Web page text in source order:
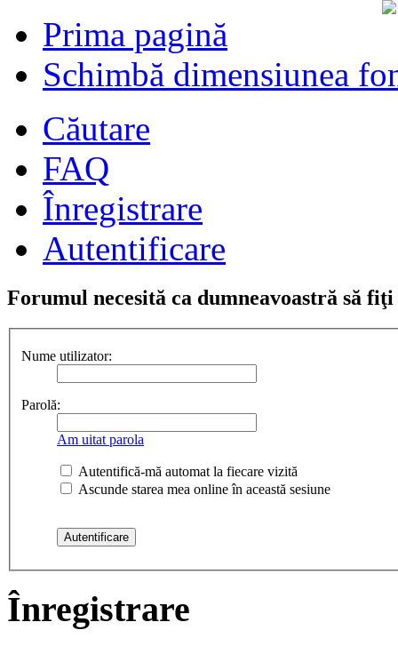
Prima pagină
Schimbă dimensiunea
Căutare
FAQ
Înregistrare
Autentificare
Forumul necesită ca dumneavoastră să
Nume utilizator:
Parolă:
Am uitat parola
Autentifică-mă automat la fiecare vizită
Ascunde starea mea online în această sesiune
Înregistrare